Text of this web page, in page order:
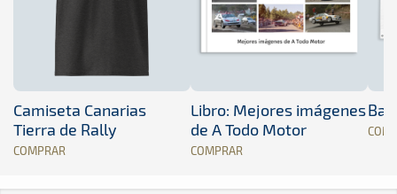
Camiseta Canarias
Tierra de Rally
COMPRAR
Libro: Mejores imágenes
de A Todo Motor
COMPRAR